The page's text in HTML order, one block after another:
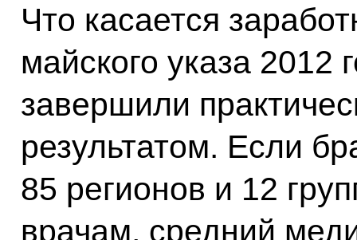
Что касается
майского указа
завершили
результатом. Если
85 регионов и 12
врачам, средний